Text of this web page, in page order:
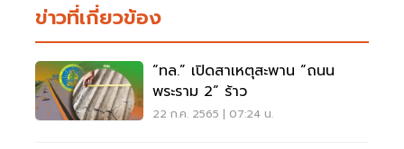
ข่าวที่เกี่ยวข้อง
“ทล.” เปิดสาเหตุสะพาน “ถนน
พระราม 2” ร้าว
22 ก.ค. 2565 | 07:24 น.